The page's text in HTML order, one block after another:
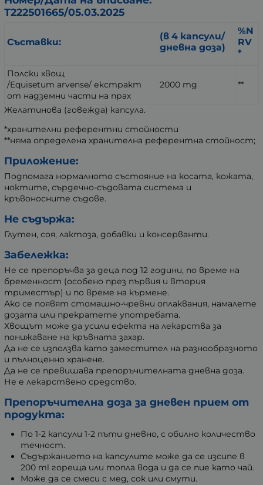
Т222501665/05.03.2025
Съставки:
(в 4 капсули/
дневна доза)
%N
RV
*
Полски хвощ
/Equisetum arvense/ екстракт
от надземни части на прах
2000 mg **
Желатинова (говежда) капсула.
*хранителни референтни стойности
**няма определена хранителна референтна стойност;
Приложение:
Подпомага нормалното състояние на косата, кожата,
ноктите, сърдечно-съдовата система и
кръвоносните съдове.
Не съдържа:
Глутен, соя, лактоза, добавки и консерванти.
Забележка:
Не се препоръчва за деца под 12 години, по време на
бременност (особено през първия и втория
триместър) и по време на кърмене.
Ако се появят стомашно-чревни оплаквания, намалете
дозата или прекратете употребата.
Хвощът може да усили ефекта на лекарства за
понижаване на кръвната захар.
Да не се използва като заместител на разнообразното
и пълноценно хранене.
Да не се превишава препоръчителната дневна доза.
Не е лекарствено средство.
Препоръчителна доза за дневен прием от
продукта:
По 1-2 капсули 1-2 пъти дневно, с обилно количество
течност.
Съдържанието на капсулите може да се изсипе в
200 ml гореща или топла вода и да се пие като чай.
Може да се смеси с мед, сок или смути.